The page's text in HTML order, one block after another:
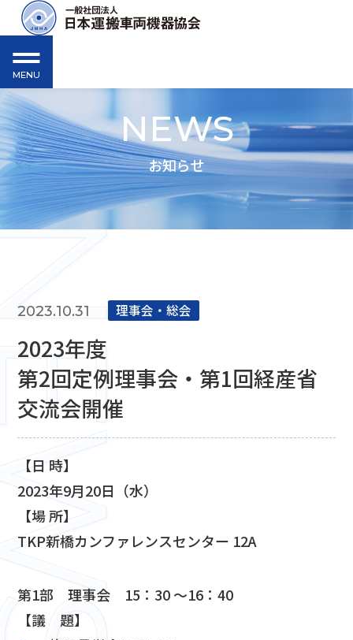
MENU
NEWS
お知らせ
2023.10.31 理事会‧総会
2023年度
第2回定例理事会・第1回経産省
交流会開催
【⽇ 時】
2023年9月20日（水）
【場 所】
TKP新橋カンファレンスセンター 12A
第1部 理事会 15：30 ～16：40
【議 題】